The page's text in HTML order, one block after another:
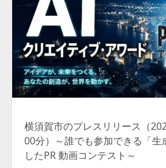
横須賀市のプレスリリース（
00分）～誰でも参加できる「生
したPR 動画コンテスト～